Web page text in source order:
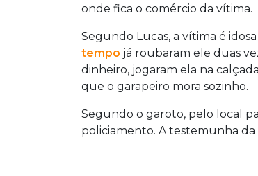
onde fica o comércio da vítima.
Segundo Lucas, a vítima é
tempo já roubaram ele duas
dinheiro, jogaram ela na
que o garapeiro mora sozinho.
Segundo o garoto, pelo local
policiamento. A testemunha da